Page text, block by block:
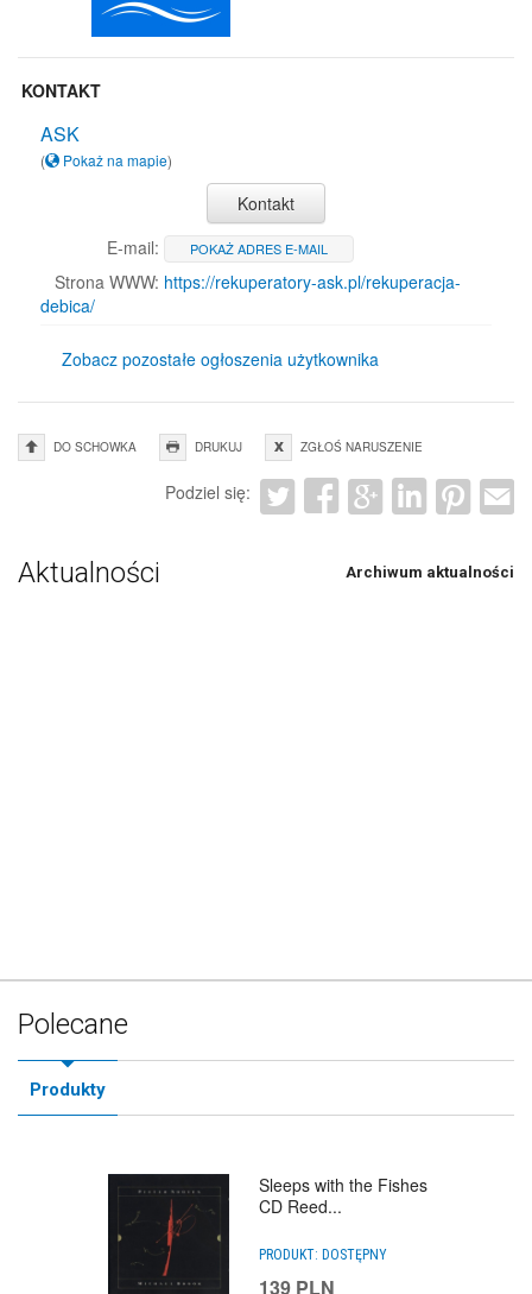
KONTAKT
ASK
( Pokaż na mapie)
Kontakt
E-mail:
POKAŻ ADRES E-MAIL
Strona WWW: https://rekuperatory-ask.pl/rekuperacja-
debica/
Zobacz pozostałe ogłoszenia użytkownika
DO SCHOWKA DRUKUJ ZGŁOŚ NARUSZENIE
Podziel się:
Aktualności Archiwum aktualności
Polecane
Produkty
Sleeps with the Fishes
CD Reed...
PRODUKT: DOSTĘPNY
139 PLN